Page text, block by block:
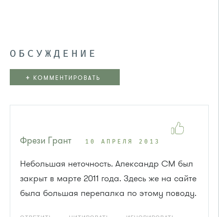
ОБСУЖДЕНИЕ
+ КОММЕНТИРОВАТЬ
Фрези Грант 10 АПРЕЛЯ 2013
Небольшая неточность. Александр СМ был
закрыт в марте 2011 года. Здесь же на сайте
была большая перепалка по этому поводу.